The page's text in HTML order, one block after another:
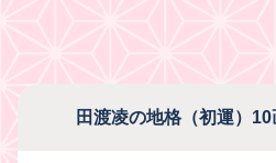
田渡凌の地格（初運）10